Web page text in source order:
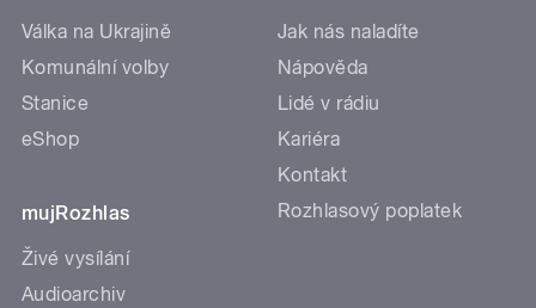
Válka na Ukrajině
Komunální volby
Stanice
eShop
mujRozhlas
Živé vysílání
Audioarchiv
Jak nás naladíte
Nápověda
Lidé v rádiu
Kariéra
Kontakt
Rozhlasový poplatek